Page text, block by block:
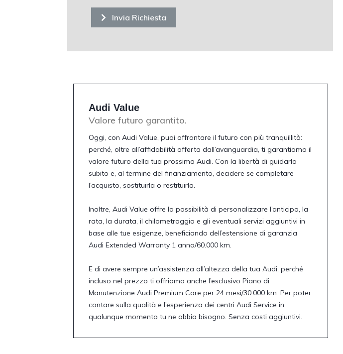
Invia Richiesta
Audi Value
Valore futuro garantito.
Oggi, con Audi Value, puoi affrontare il futuro con più tranquillità:
perché, oltre all’affidabilità offerta dall’avanguardia, ti garantiamo il
valore futuro della tua prossima Audi. Con la libertà di guidarla
subito e, al termine del finanziamento, decidere se completare
l’acquisto, sostituirla o restituirla.
Inoltre, Audi Value offre la possibilità di personalizzare l’anticipo, la
rata, la durata, il chilometraggio e gli eventuali servizi aggiuntivi in
base alle tue esigenze, beneficiando dell’estensione di garanzia
Audi Extended Warranty 1 anno/60.000 km.
E di avere sempre un’assistenza all’altezza della tua Audi, perché
incluso nel prezzo ti offriamo anche l’esclusivo Piano di
Manutenzione Audi Premium Care per 24 mesi/30.000 km. Per poter
contare sulla qualità e l’esperienza dei centri Audi Service in
qualunque momento tu ne abbia bisogno. Senza costi aggiuntivi.